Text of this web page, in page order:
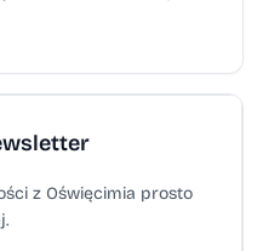
Nie inaczej
na antenie TVP
oraz
śledzić zmagania
czerwca od godz.
z Oświęcimia prosto